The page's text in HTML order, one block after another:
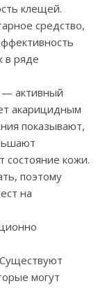
клещей.
средство,
в ряде
— активный
акарицидным
показывают,
состояние кожи.
поэтому
на
могут